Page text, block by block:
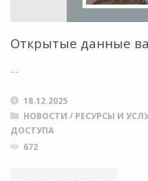
ПО
Открытые данные
…
18.12.2025
НОВОСТИ / РЕСУРСЫ И
ДОСТУПА
672